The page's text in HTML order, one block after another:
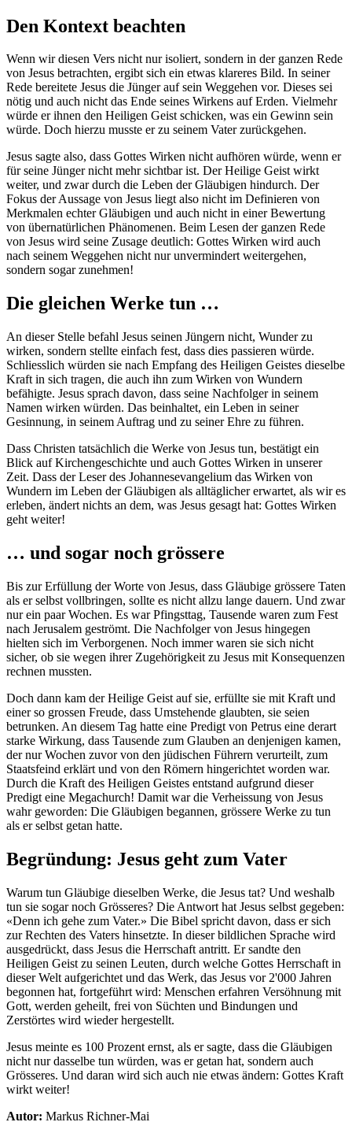
Den Kontext beachten
Wenn wir diesen Vers nicht nur isoliert, sondern in der ganzen Rede
von Jesus betrachten, ergibt sich ein etwas klareres Bild. In seiner
Rede bereitete Jesus die Jünger auf sein Weggehen vor. Dieses sei
nötig und auch nicht das Ende seines Wirkens auf Erden. Vielmehr
würde er ihnen den Heiligen Geist schicken, was ein Gewinn sein
würde. Doch hierzu musste er zu seinem Vater zurückgehen.
Jesus sagte also, dass Gottes Wirken nicht aufhören würde, wenn er
für seine Jünger nicht mehr sichtbar ist. Der Heilige Geist wirkt
weiter, und zwar durch die Leben der Gläubigen hindurch. Der
Fokus der Aussage von Jesus liegt also nicht im Definieren von
Merkmalen echter Gläubigen und auch nicht in einer Bewertung
von übernatürlichen Phänomenen. Beim Lesen der ganzen Rede
von Jesus wird seine Zusage deutlich: Gottes Wirken wird auch
nach seinem Weggehen nicht nur unvermindert weitergehen,
sondern sogar zunehmen!
Die gleichen Werke tun …
An dieser Stelle befahl Jesus seinen Jüngern nicht, Wunder zu
wirken, sondern stellte einfach fest, dass dies passieren würde.
Schliesslich würden sie nach Empfang des Heiligen Geistes dieselbe
Kraft in sich tragen, die auch ihn zum Wirken von Wundern
befähigte. Jesus sprach davon, dass seine Nachfolger in seinem
Namen wirken würden. Das beinhaltet, ein Leben in seiner
Gesinnung, in seinem Auftrag und zu seiner Ehre zu führen.
Dass Christen tatsächlich die Werke von Jesus tun, bestätigt ein
Blick auf Kirchengeschichte und auch Gottes Wirken in unserer
Zeit. Dass der Leser des Johannesevangelium das Wirken von
Wundern im Leben der Gläubigen als alltäglicher erwartet, als wir es
erleben, ändert nichts an dem, was Jesus gesagt hat: Gottes Wirken
geht weiter!
… und sogar noch grössere
Bis zur Erfüllung der Worte von Jesus, dass Gläubige grössere Taten
als er selbst vollbringen, sollte es nicht allzu lange dauern. Und zwar
nur ein paar Wochen. Es war Pfingsttag, Tausende waren zum Fest
nach Jerusalem geströmt. Die Nachfolger von Jesus hingegen
hielten sich im Verborgenen. Noch immer waren sie sich nicht
sicher, ob sie wegen ihrer Zugehörigkeit zu Jesus mit Konsequenzen
rechnen mussten.
Doch dann kam der Heilige Geist auf sie, erfüllte sie mit Kraft und
einer so grossen Freude, dass Umstehende glaubten, sie seien
betrunken. An diesem Tag hatte eine Predigt von Petrus eine derart
starke Wirkung, dass Tausende zum Glauben an denjenigen kamen,
der nur Wochen zuvor von den jüdischen Führern verurteilt, zum
Staatsfeind erklärt und von den Römern hingerichtet worden war.
Durch die Kraft des Heiligen Geistes entstand aufgrund dieser
Predigt eine Megachurch! Damit war die Verheissung von Jesus
wahr geworden: Die Gläubigen begannen, grössere Werke zu tun
als er selbst getan hatte.
Begründung: Jesus geht zum Vater
Warum tun Gläubige dieselben Werke, die Jesus tat? Und weshalb
tun sie sogar noch Grösseres? Die Antwort hat Jesus selbst gegeben:
«Denn ich gehe zum Vater.» Die Bibel spricht davon, dass er sich
zur Rechten des Vaters hinsetzte. In dieser bildlichen Sprache wird
ausgedrückt, dass Jesus die Herrschaft antritt. Er sandte den
Heiligen Geist zu seinen Leuten, durch welche Gottes Herrschaft in
dieser Welt aufgerichtet und das Werk, das Jesus vor 2'000 Jahren
begonnen hat, fortgeführt wird: Menschen erfahren Versöhnung mit
Gott, werden geheilt, frei von Süchten und Bindungen und
Zerstörtes wird wieder hergestellt.
Jesus meinte es 100 Prozent ernst, als er sagte, dass die Gläubigen
nicht nur dasselbe tun würden, was er getan hat, sondern auch
Grösseres. Und daran wird sich auch nie etwas ändern: Gottes Kraft
wirkt weiter!
Autor: Markus Richner-Mai